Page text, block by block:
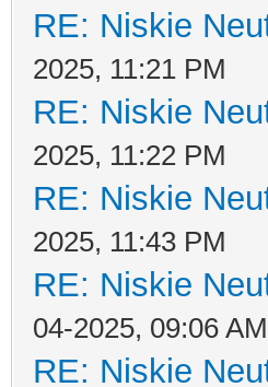
RE: Niskie
2025, 11:21 PM
RE: Niskie
2025, 11:22 PM
RE: Niskie
2025, 11:43 PM
RE: Niskie
04-2025, 09:06 AM
RE: Niskie